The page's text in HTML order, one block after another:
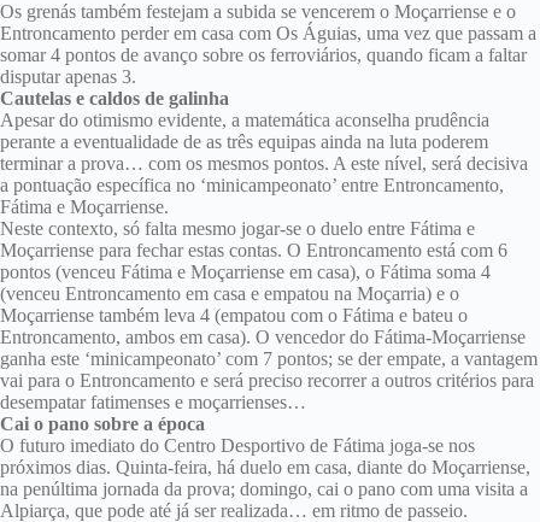
Os grenás também festejam a subida se vencerem o Moçarriense e o
Entroncamento perder em casa com Os Águias, uma vez que passam a
somar 4 pontos de avanço sobre os ferroviários, quando ficam a faltar
disputar apenas 3.
Cautelas e caldos de galinha
Apesar do otimismo evidente, a matemática aconselha prudência
perante a eventualidade de as três equipas ainda na luta poderem
terminar a prova… com os mesmos pontos. A este nível, será decisiva
a pontuação específica no ‘minicampeonato’ entre Entroncamento,
Fátima e Moçarriense.
Neste contexto, só falta mesmo jogar-se o duelo entre Fátima e
Moçarriense para fechar estas contas. O Entroncamento está com 6
pontos (venceu Fátima e Moçarriense em casa), o Fátima soma 4
(venceu Entroncamento em casa e empatou na Moçarria) e o
Moçarriense também leva 4 (empatou com o Fátima e bateu o
Entroncamento, ambos em casa). O vencedor do Fátima-Moçarriense
ganha este ‘minicampeonato’ com 7 pontos; se der empate, a vantagem
vai para o Entroncamento e será preciso recorrer a outros critérios para
desempatar fatimenses e moçarrienses…
Cai o pano sobre a época
O futuro imediato do Centro Desportivo de Fátima joga-se nos
próximos dias. Quinta-feira, há duelo em casa, diante do Moçarriense,
na penúltima jornada da prova; domingo, cai o pano com uma visita a
Alpiarça, que pode até já ser realizada… em ritmo de passeio.